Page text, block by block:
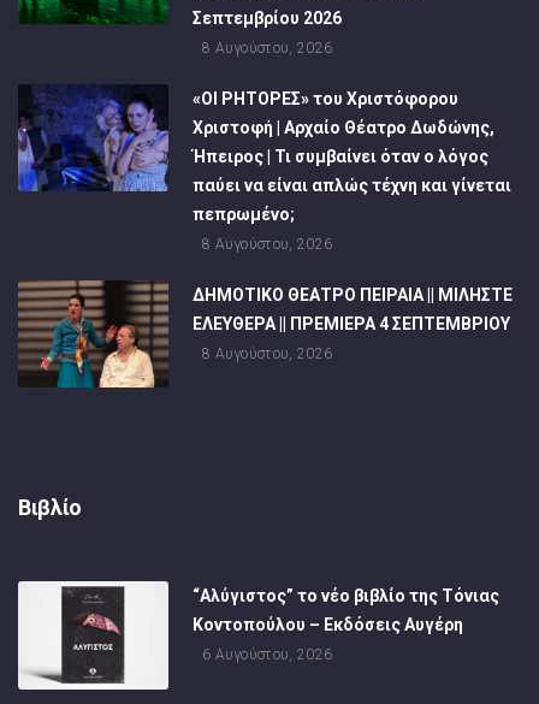
Σεπτεμβρίου 2026
8 Αυγούστου, 2026
«ΟΙ ΡΗΤΟΡΕΣ» του Χριστόφορου
Χριστοφή | Αρχαίο Θέατρο Δωδώνης,
Ήπειρος | Τι συμβαίνει όταν ο λόγος
παύει να είναι απλώς τέχνη και γίνεται
πεπρωμένο;
8 Αυγούστου, 2026
ΔΗΜΟΤΙΚΟ ΘΕΑΤΡΟ ΠΕΙΡΑΙΑ || ΜΙΛΗΣΤΕ
ΕΛΕΥΘΕΡΑ || ΠΡΕΜΙΕΡΑ 4 ΣΕΠΤΕΜΒΡΙΟΥ
8 Αυγούστου, 2026
Βιβλίο
“Αλύγιστος” το νέο βιβλίο της Τόνιας
Κοντοπούλου – Εκδόσεις Αυγέρη
6 Αυγούστου, 2026